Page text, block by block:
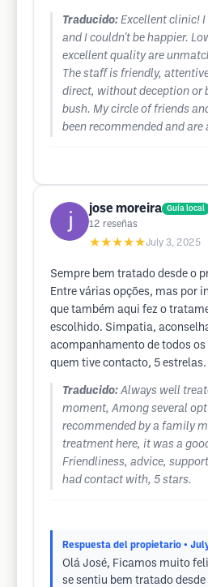
Traducido: Excellent clinic! I
and I couldn't be happier.
excellent quality are
The staff is friendly,
direct, without deception or
bush. My circle of friends
been recommended and are
jose moreira Guía local
12 reseñas
★★★★★July 3, 2025
Sempre bem tratado desde o
Entre várias opções, mas por
que também aqui fez o
escolhido. Simpatia,
acompanhamento de todos
quem tive contacto, 5 estrelas.
Traducido: Always well
moment, Among several
recommended by a family
treatment here, it was a
Friendliness, advice,
had contact with, 5 stars.
Respuesta del propietario •
Olá José, Ficamos muito
se sentiu bem tratado desde